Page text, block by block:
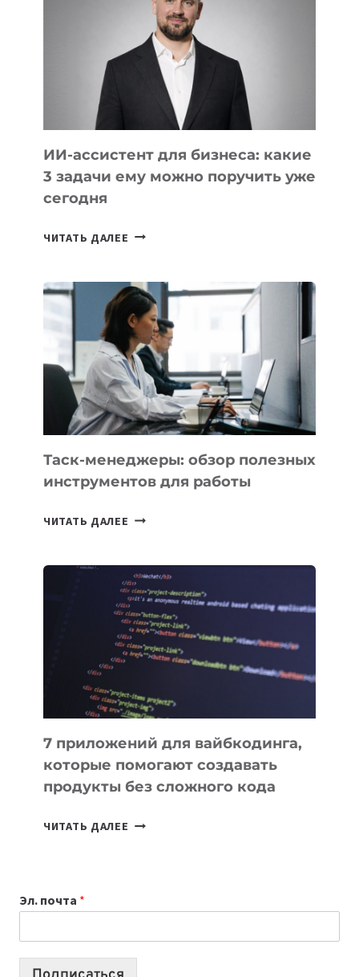
РАЗВИВАЮТ
ТЕХНОЛОГИЧЕСКОЕ
ОБРАЗОВАНИЕ
ТАДЖИКИСТАНА
ИИ-ассистент для бизнеса: какие
3 задачи ему можно поручить уже
сегодня
ЧИТАТЬ ДАЛЕЕ ИИ-
БИЗНЕСА:
КАКИЕ
3
ЗАДАЧИ
ЕМУ
МОЖНО
ПОРУЧИТЬ
УЖЕ
СЕГОДНЯ
Таск-менеджеры: обзор полезных
инструментов для работы
ЧИТАТЬ ДАЛЕЕ ТАСК-
ПОЛЕЗНЫХ
ИНСТРУМЕНТОВ
ДЛЯ
РАБОТЫ
7 приложений для вайбкодинга,
которые помогают создавать
продукты без сложного кода
ЧИТАТЬ ДАЛЕЕ
СОЗДАВАТЬ
ПРОДУКТЫ
Эл. почта *